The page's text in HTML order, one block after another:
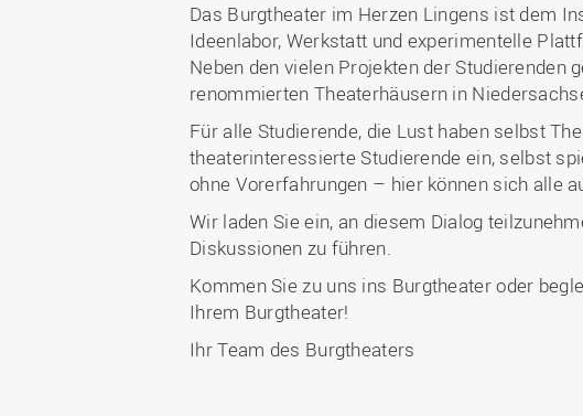
Das Burgtheater im Herzen Lingens ist dem
Ideenlabor, Werkstatt und experimentelle
Neben den vielen Projekten der Studierenden
renommierten Theaterhäusern in
Für alle Studierende, die Lust haben selbst
theaterinteressierte Studierende ein, selbst
ohne Vorerfahrungen – hier können sich alle
Wir laden Sie ein, an diesem Dialog
Diskussionen zu führen.
Kommen Sie zu uns ins Burgtheater oder
Ihrem Burgtheater!
Ihr Team des Burgtheaters